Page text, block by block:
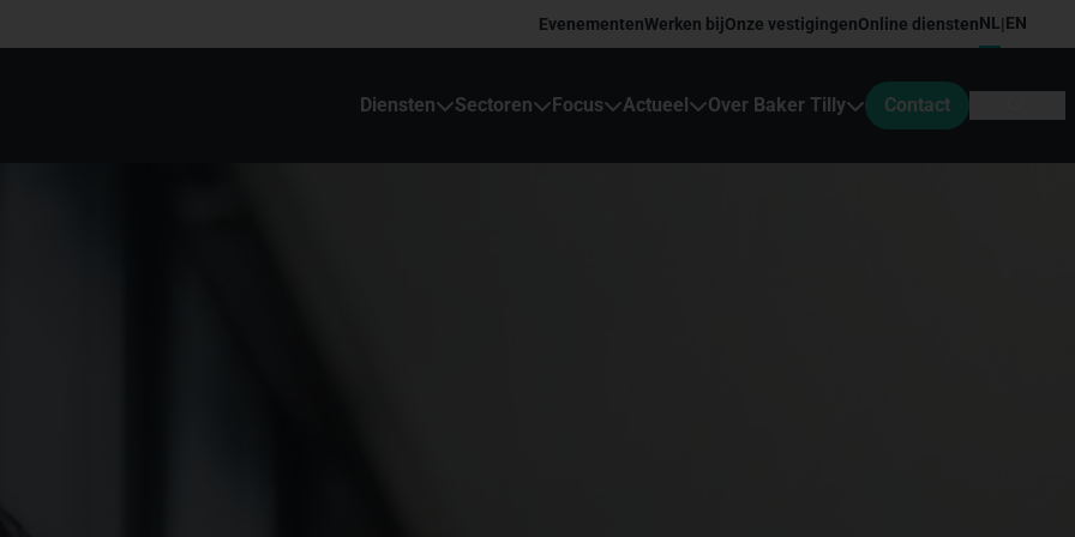
EvenementenWerken bijOnze vestigingenOnline dienstenNL|EN
Diensten Sectoren Focus Actueel Over Baker Tilly Contact